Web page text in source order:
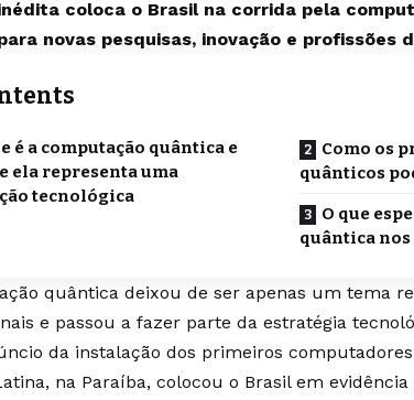
coloca o Brasil na corrida pela
novas pesquisas, inovação e profissões
é a computação quântica e
ela representa uma
tecnológica
Como os
quânticos
O que
quântica
quântica deixou de ser apenas um tema
e passou a fazer parte da estratégia
da instalação dos primeiros
na Paraíba, colocou o Brasil em